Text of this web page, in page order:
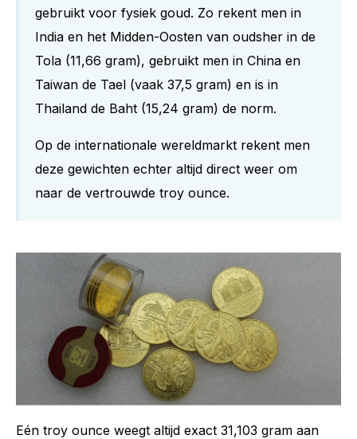
gebruikt voor fysiek goud. Zo rekent men in
India en het Midden-Oosten van oudsher in de
Tola (11,66 gram), gebruikt men in China en
Taiwan de Tael (vaak 37,5 gram) en is in
Thailand de Baht (15,24 gram) de norm.
Op de internationale wereldmarkt rekent men
deze gewichten echter altijd direct weer om
naar de vertrouwde troy ounce.
Eén troy ounce weegt altijd exact 31,103 gram aan